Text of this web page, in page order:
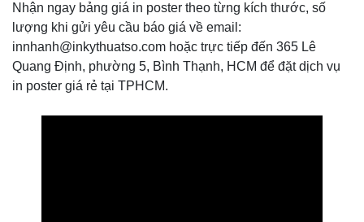
Nhận ngay bảng giá in poster theo từng kích thước, số
lượng khi gửi yêu cầu báo giá về email:
innhanh@inkythuatso.com hoặc trực tiếp đến 365 Lê
Quang Định, phường 5, Bình Thạnh, HCM để đặt dịch vụ
in poster giá rẻ tại TPHCM.